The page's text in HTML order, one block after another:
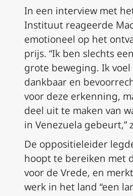
In een interview met
Instituut reageerde
emotioneel op het
prijs. “Ik ben slechts
grote beweging. Ik
dankbaar en
voor deze erkenning,
deel uit te maken van
in Venezuela gebeurt,”
De oppositieleider
hoopt te bereiken met
voor de Vrede, en
werk in het land “een